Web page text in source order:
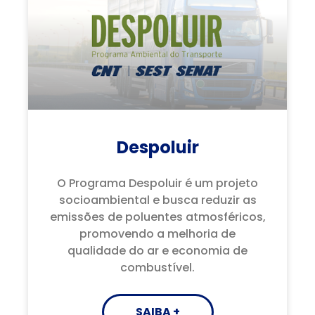
Despoluir
O Programa Despoluir é um projeto
socioambiental e busca reduzir as
emissões de poluentes atmosféricos,
promovendo a melhoria de
qualidade do ar e economia de
combustível.